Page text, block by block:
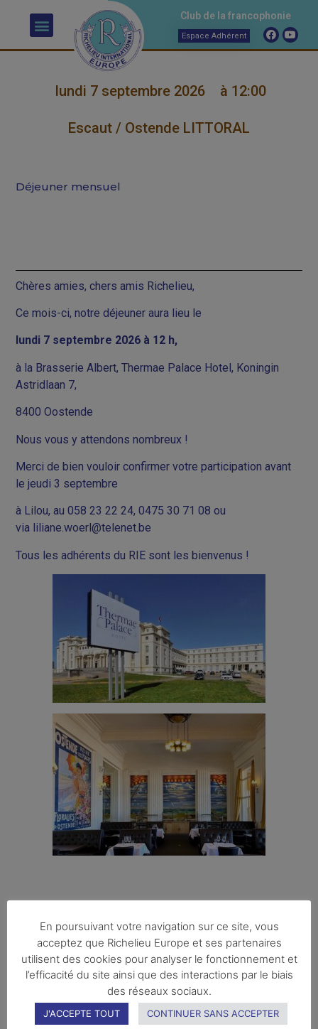
Club de la francophonie
Espace Adhérent
lundi 7 septembre 2026 à 12:00
Escaut / Ostende LITTORAL
Déjeuner mensuel
Chères amies, chers amis Richelieu,
Ce mois-ci, notre déjeuner aura lieu le
lundi 7 septembre 2026 à 12 h,
à la Brasserie Albert, Thermae Palace Hotel, Koningin
Astridlaan 7,
8400 Oostende
Nous vous y attendons nombreux !
Merci de bien vouloir confirmer votre participation avant
le jeudi 3 septembre
à Lilou, au 058 23 22 24, 0475 30 71 08 ou
via liliane.woerl@telenet.be
Tous les adhérents du RIE sont les bienvenus !
En poursuivant votre navigation sur ce site, vous
acceptez que Richelieu Europe et ses partenaires
utilisent des cookies pour analyser le fonctionnement et
l’efficacité du site ainsi que des interactions par le biais
des réseaux sociaux.
J'ACCEPTE TOUT CONTINUER SANS ACCEPTER